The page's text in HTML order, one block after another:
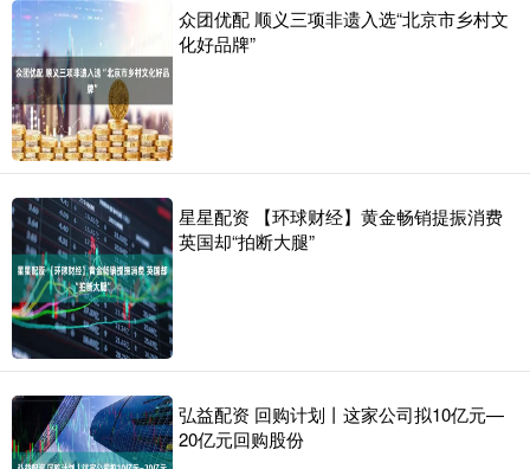
众团优配 顺义三项非遗入选“北京市乡村文
化好品牌”
星星配资 【环球财经】黄金畅销提振消费
英国却“拍断大腿”
弘益配资 回购计划丨这家公司拟10亿元—
20亿元回购股份